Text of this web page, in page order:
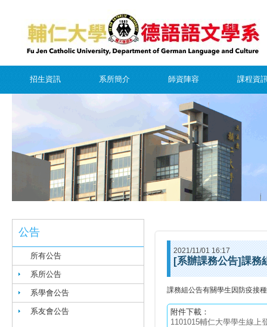
招生資訊 系所簡介 師資陣容 課程資
公告
所有公告
系所公告
系學會公告
系友會公告
2021/11/01 16:17
[系辦課務公告]課務
課務組公告有關學生因防疫接
附件下載：
1101015輔仁大學學生線上